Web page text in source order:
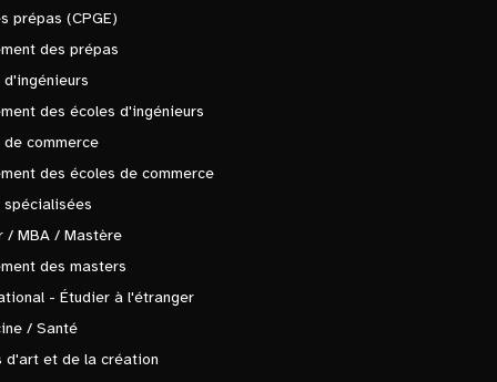
prépas (CPGE)
des prépas
d'ingénieurs
des écoles d'ingénieurs
de commerce
des écoles de commerce
spécialisées
/ MBA / Mastère
des masters
- Étudier à l'étranger
/ Santé
d'art et de la création